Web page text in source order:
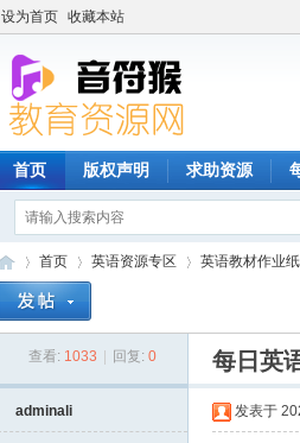
设为首页 收藏本站
首页 版权声明 求助资源
首页
›
英语资源专区 英语教材作业纸
查看: 1033 回复: 0 每日英
adminali 发表于